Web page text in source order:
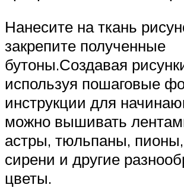
Нанесите на ткань
закрепите полученные
бутоны.Создавая
используя пошаговые
инструкции для
можно вышивать
астры, тюльпаны,
сирени и другие
цветы.